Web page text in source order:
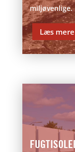
miljøvenlige.
Læs mere